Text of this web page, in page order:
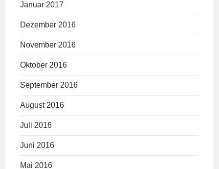
Januar 2017
Dezember 2016
November 2016
Oktober 2016
September 2016
August 2016
Juli 2016
Juni 2016
Mai 2016